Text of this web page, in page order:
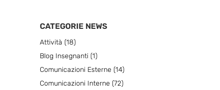
CATEGORIE NEWS
Attività (18)
Blog Insegnanti(1)
Comunicazioni Esterne (14)
Comunicazioni Interne (72)